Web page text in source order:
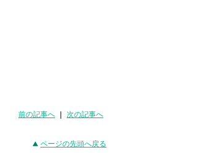
前の記事へ 次の記事へ
ページの先頭へ戻る